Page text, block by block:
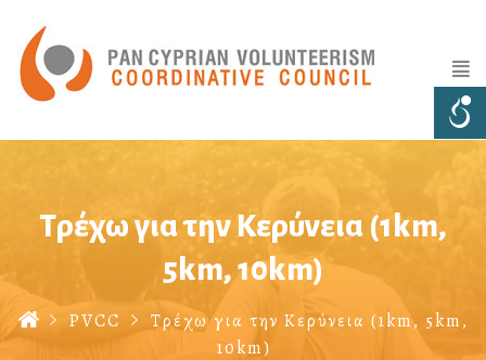
Τρέχω για την Κερύνεια (1km,
5km, 10km)
PVCC
Τρέχω για την Κερύνεια (1km, 5km,
10km)